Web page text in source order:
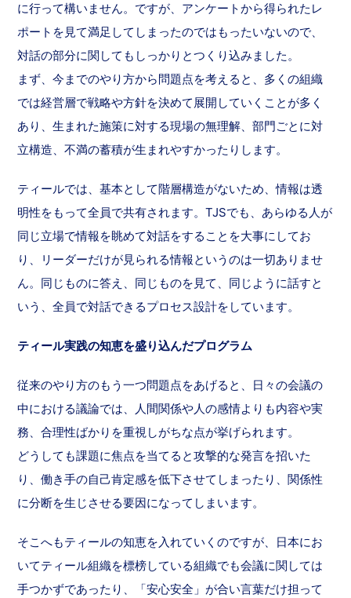
に行って構いません。ですが、アンケートから得られたレ
ポートを見て満足してしまったのではもったいないので、
対話の部分に関してもしっかりとつくり込みました。
まず、今までのやり方から問題点を考えると、多くの組織
では経営層で戦略や方針を決めて展開していくことが多く
あり、生まれた施策に対する現場の無理解、部門ごとに対
立構造、不満の蓄積が生まれやすかったりします。
ティールでは、基本として階層構造がないため、情報は透
明性をもって全員で共有されます。TJSでも、あらゆる人が
同じ立場で情報を眺めて対話をすることを大事にしてお
り、リーダーだけが見られる情報というのは一切ありませ
ん。同じものに答え、同じものを見て、同じように話すと
いう、全員で対話できるプロセス設計をしています。
ティール実践の知恵を盛り込んだプログラム
従来のやり方のもう一つ問題点をあげると、日々の会議の
中における議論では、人間関係や人の感情よりも内容や実
務、合理性ばかりを重視しがちな点が挙げられます。
どうしても課題に焦点を当てると攻撃的な発言を招いた
り、働き手の自己肯定感を低下させてしまったり、関係性
に分断を生じさせる要因になってしまいます。
そこへもティールの知恵を入れていくのですが、日本にお
いてティール組織を標榜している組織でも会議に関しては
手つかずであったり、「安心安全」が合い言葉だけ担って